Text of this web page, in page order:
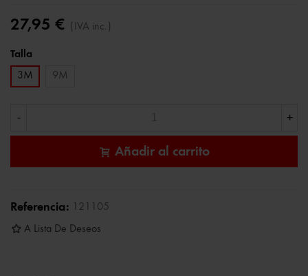
27,95 € (IVA inc.)
Talla
3M
9M
- +
Añadir al carrito
Referencia: 121105
A Lista De Deseos